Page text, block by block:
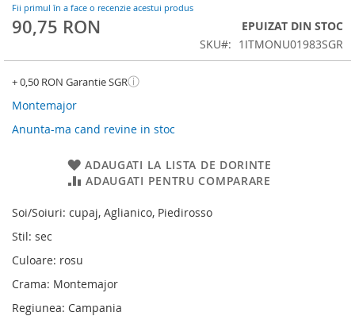
Fii primul în a face o recenzie acestui produs
90,75 RON
EPUIZAT DIN STOC
SKU
1ITMONU01983SGR
+ 0,50 RON Garantie SGRⓘ
Montemajor
Anunta-ma cand revine in stoc
ADAUGATI LA LISTA DE DORINTE
ADAUGATI PENTRU COMPARARE
Soi/Soiuri: cupaj, Aglianico, Piedirosso
Stil: sec
Culoare: rosu
Crama: Montemajor
Regiunea: Campania
of
the
images